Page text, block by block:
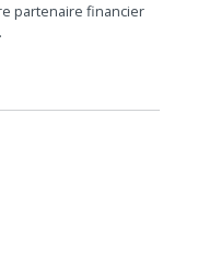
partenaire financier